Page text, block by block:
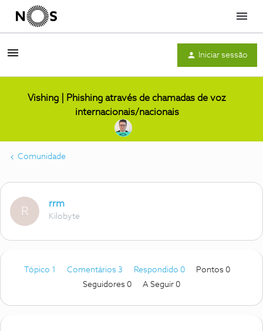
Menu
Iniciar sessão
Vishing | Phishing através de chamadas de voz
internacionais/nacionais
Comunidade
R
rrm
Kilobyte
Tópico 1 Comentários 3 Respondido 0
Pontos 0
Seguidores 0 A Seguir 0